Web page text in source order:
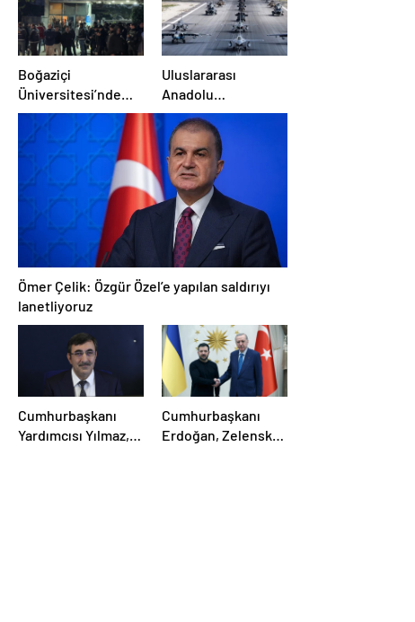
Boğaziçi
Üniversitesi’nde
polise saldırı: 97
gözaltı
Uluslararası
Anadolu
Ankası-2025
Tatbikatı başladı
Ömer Çelik: Özgür Özel’e yapılan saldırıyı
lanetliyoruz
Cumhurbaşkanı
Yardımcısı Yılmaz,
Cumhurbaşkanı
Erdoğan, Zelensky